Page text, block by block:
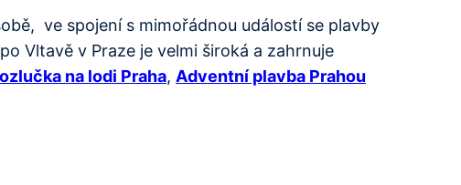
ve spojení s mimořádnou událostí se plavby
Vltavě v Praze je velmi široká a zahrnuje
na lodi Praha, Adventní plavba Prahou